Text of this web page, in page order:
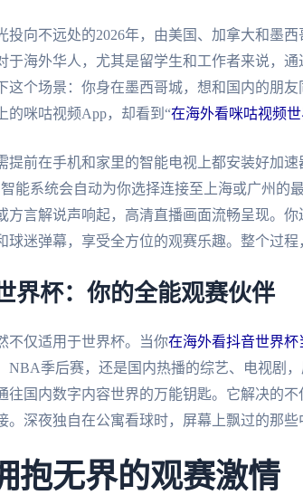
投向不远处的2026年，由美国、加拿大和墨
于海外华人，尤其是留学生和工作者来说，
这个场景：你身在墨西哥城，想和国内的朋
的咪咕视频App，却看到“在海外看咪咕视频
提前在手机和家里的智能电视上都安装好加
能系统会自动为你选择连接至上海或广州的
方言解说声响起，高清直播画面流畅呈现。
球迷弹幕，享受全方位的观赛乐趣。整个过
界杯：你的全能观赛伙伴
不仅适用于世界杯。当你在海外看抖音世界杯
NBA季后赛，还是国内热播的综艺、电视剧
往国内数字内容世界的万能钥匙。它解决的
。深夜独自在公寓看球时，屏幕上飘过的那
抱无界的观赛激情